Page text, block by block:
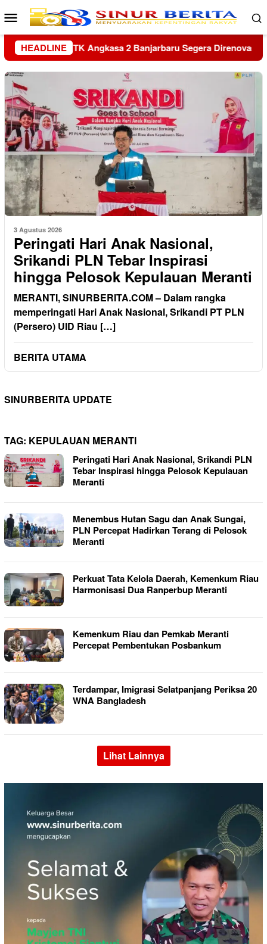
Loncat
ke
konten
Menu
Mobile
HEADLINE Kapolres Sambas Silaturahmi ke Keraton
3 Agustus 2026
Peringati Hari Anak Nasional,
Srikandi PLN Tebar Inspirasi
hingga Pelosok Kepulauan Meranti
MERANTI, SINURBERITA.COM – Dalam rangka
memperingati Hari Anak Nasional, Srikandi PT PLN
(Persero) UID Riau […]
BERITA UTAMA
SINURBERITA UPDATE
TAG: KEPULAUAN MERANTI
Peringati Hari Anak Nasional, Srikandi PLN
Tebar Inspirasi hingga Pelosok Kepulauan
Meranti
Menembus Hutan Sagu dan Anak Sungai,
PLN Percepat Hadirkan Terang di Pelosok
Meranti
Perkuat Tata Kelola Daerah, Kemenkum Riau
Harmonisasi Dua Ranperbup Meranti
Kemenkum Riau dan Pemkab Meranti
Percepat Pembentukan Posbankum
Terdampar, Imigrasi Selatpanjang Periksa 20
WNA Bangladesh
Lihat Lainnya